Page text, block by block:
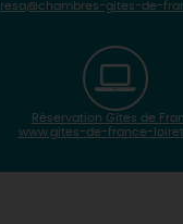
resa@chambres-gites-de-
Réservation Gîtes de
www.gites-de-france-